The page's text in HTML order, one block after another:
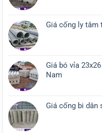
Giá cống ly
Giá bó vỉa
Nam
Giá cống bi dân